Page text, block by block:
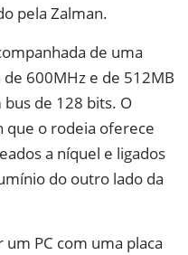
pela Zalman.
de uma
600MHz e de 512MB
de 128 bits. O
que o rodeia oferece
a níquel e ligados
do outro lado da
PC com uma placa